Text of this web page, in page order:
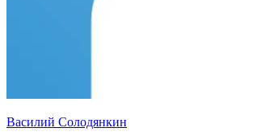
Василий Солодянкин